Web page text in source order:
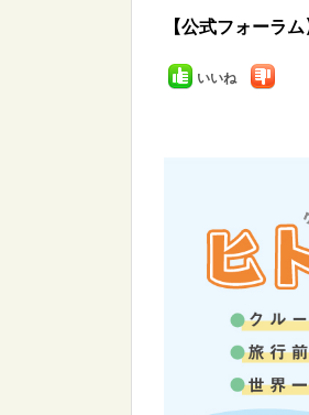
【公式フォーラム
いいね